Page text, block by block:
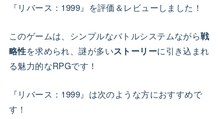
『リバース：1999』を評価＆レビューしました！
このゲームは、シンプルなバトルシステムながら戦
略性を求められ、謎が多いストーリーに引き込まれ
る魅力的なRPGです！
『リバース：1999』は次のような方におすすめで
す！